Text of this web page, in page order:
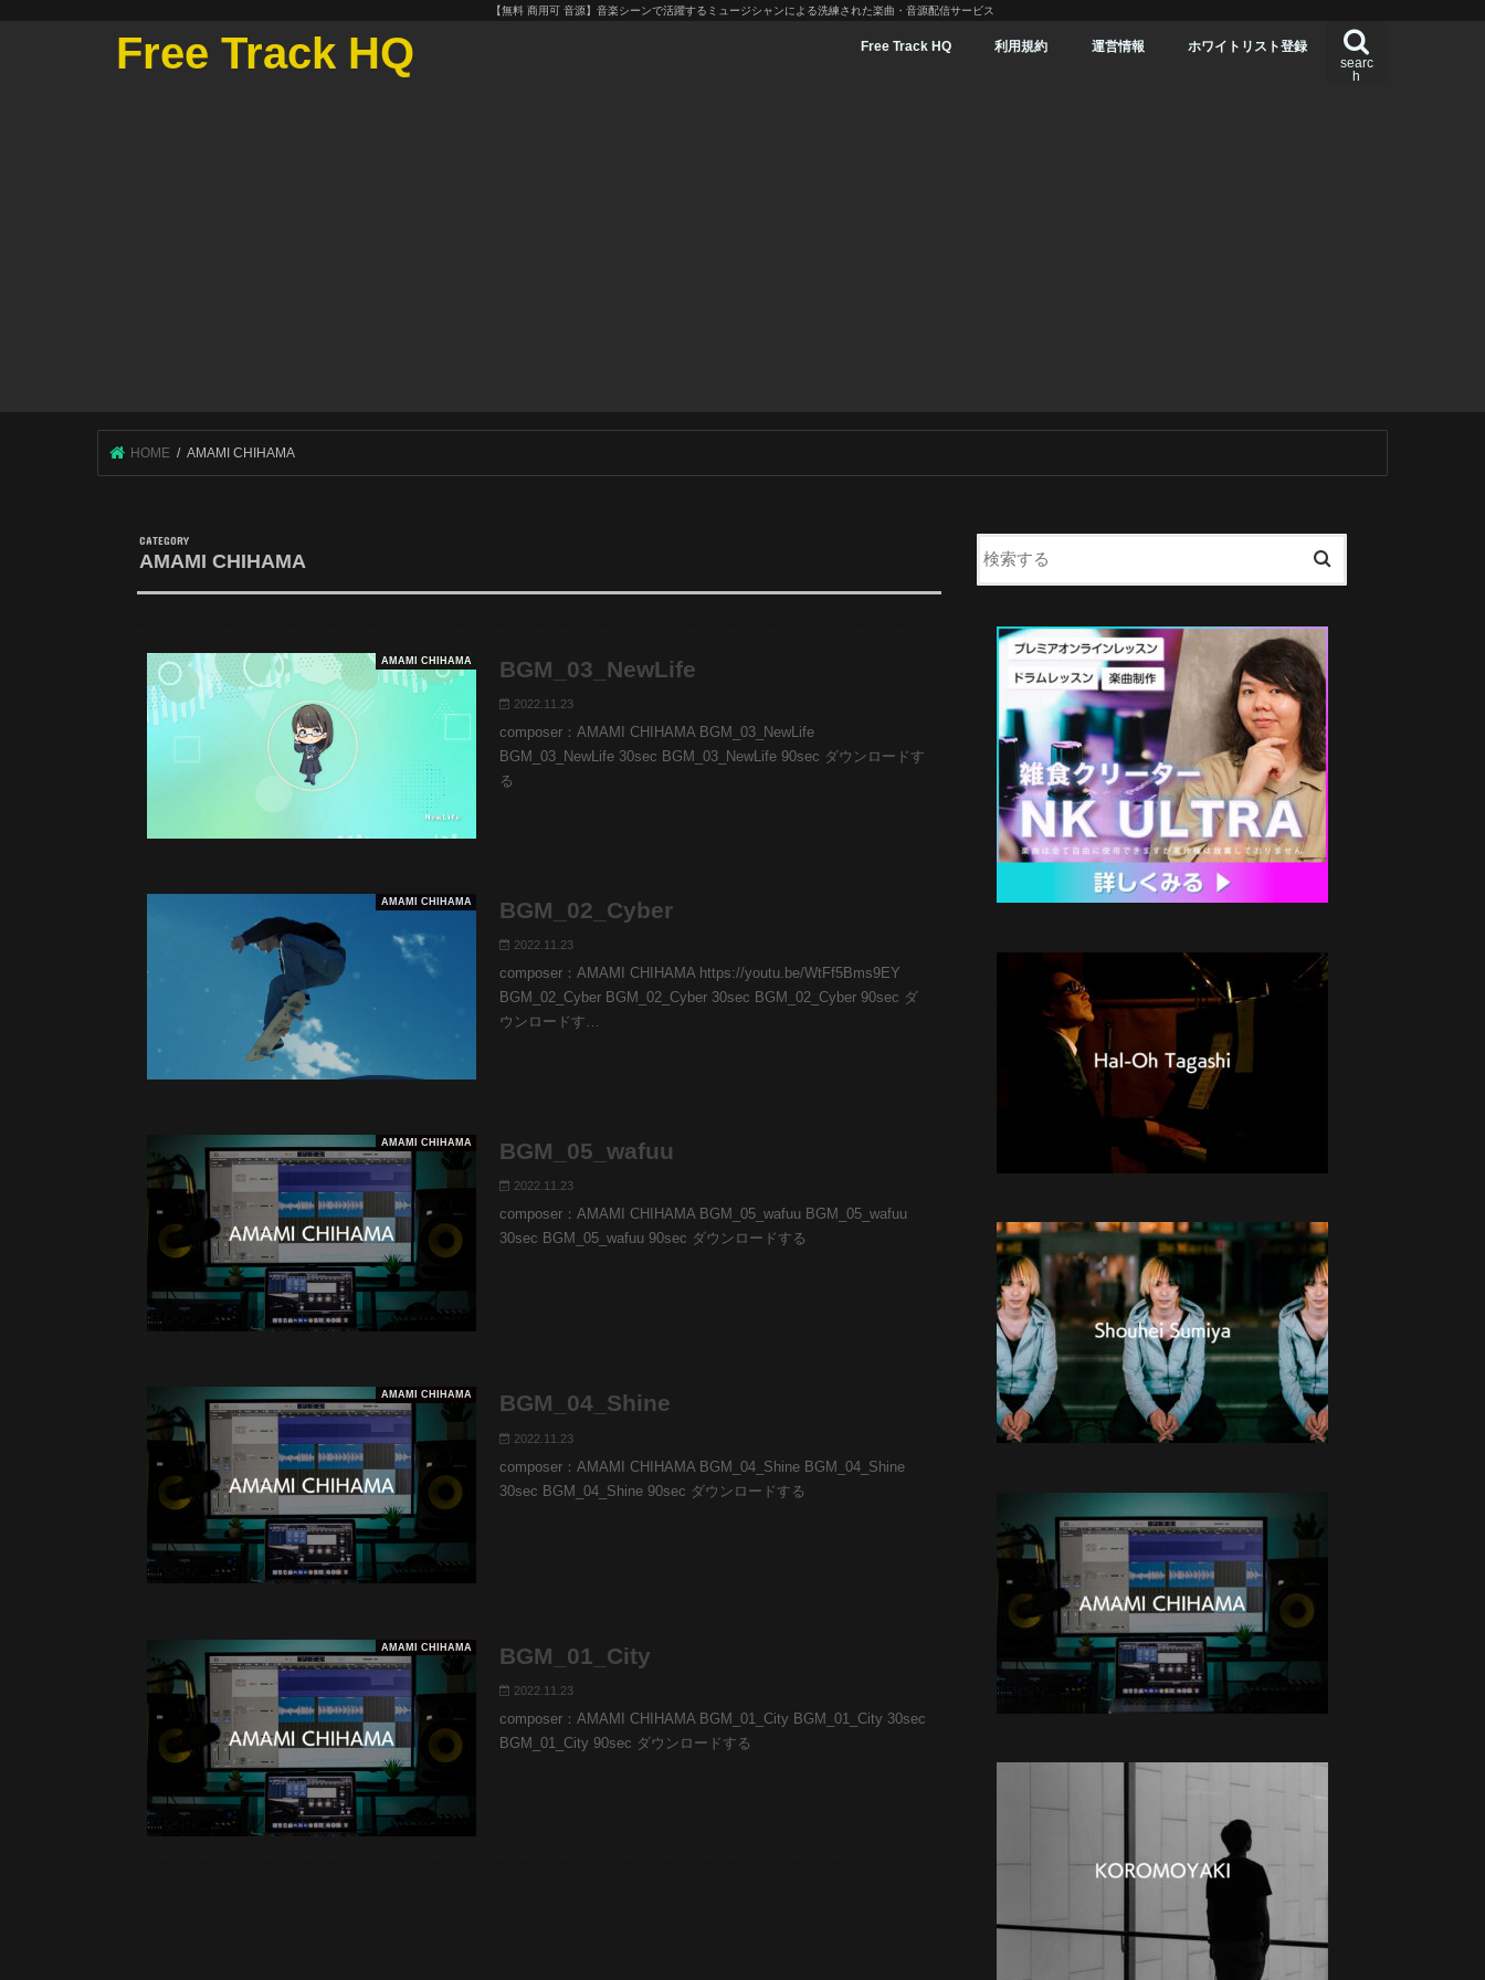
【無料 商用可 音源】音楽シーンで活躍するミュージシャンによる洗練された楽曲・音源配信サービス
Free Track HQ
searc
h
Free Track HQ 利用規約 運営情報 ホワイトリスト登録
HOME AMAMI CHIHAMA
AMAMI CHIHAMA
AMAMI CHIHAMA BGM_03_NewLife
2022.11.23
composer：AMAMI CHIHAMA BGM_03_NewLife
BGM_03_NewLife 30sec BGM_03_NewLife 90sec ダウンロードす
る
AMAMI CHIHAMA BGM_02_Cyber
2022.11.23
composer：AMAMI CHIHAMA https://youtu.be/WtFf5Bms9EY
BGM_02_Cyber BGM_02_Cyber 30sec BGM_02_Cyber 90sec ダ
ウンロードす…
AMAMI CHIHAMA BGM_05_wafuu
2022.11.23
composer：AMAMI CHIHAMA BGM_05_wafuu BGM_05_wafuu
30sec BGM_05_wafuu 90sec ダウンロードする
AMAMI CHIHAMA BGM_04_Shine
2022.11.23
composer：AMAMI CHIHAMA BGM_04_Shine BGM_04_Shine
30sec BGM_04_Shine 90sec ダウンロードする
AMAMI CHIHAMA BGM_01_City
2022.11.23
composer：AMAMI CHIHAMA BGM_01_City BGM_01_City 30sec
BGM_01_City 90sec ダウンロードする